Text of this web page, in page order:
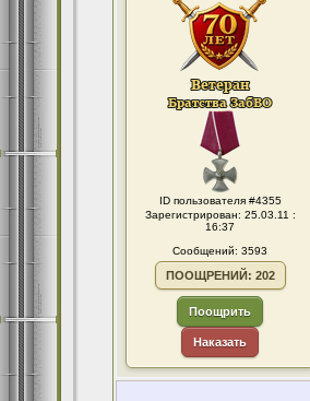
ID пользователя #4355
Зарегистрирован: 25.03.11 :
16:37
Сообщений: 3593
ПООЩРЕНИЙ: 202
Поощрить
Наказать